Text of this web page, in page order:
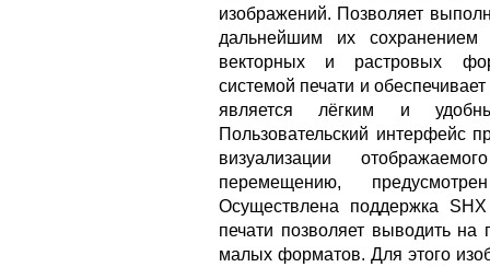
изображений. Позволяет
дальнейшим их
векторных и растровых
системой печати и
является лёгким и
Пользовательский интерфейс
визуализации
перемещению,
Осуществлена поддержка
печати позволяет выводить
малых форматов. Для этого